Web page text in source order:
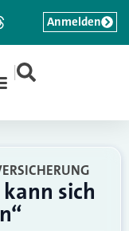
|
Anmelden
sich